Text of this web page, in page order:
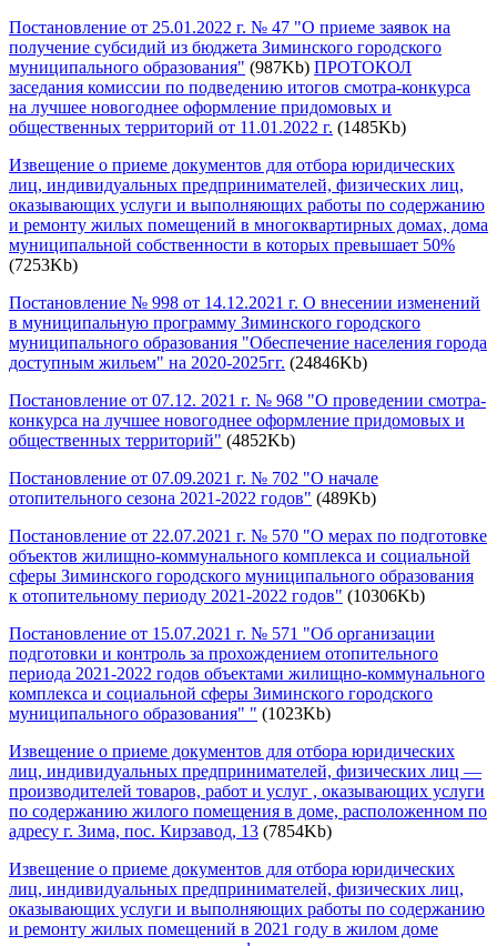
Постановление от 25.01.2022 г. № 47 "О приеме заявок на
получение субсидий из бюджета Зиминского городского
муниципального образования" (987Kb) ПРОТОКОЛ
заседания комиссии по подведению итогов смотра-конкурса
на лучшее новогоднее оформление придомовых и
общественных территорий от 11.01.2022 г. (1485Kb)
Извещение о приеме документов для отбора юридических
лиц, индивидуальных предпринимателей, физических лиц,
оказывающих услуги и выполняющих работы по содержанию
и ремонту жилых помещений в многоквартирных домах, дома
муниципальной собственности в которых превышает 50%
(7253Kb)
Постановление № 998 от 14.12.2021 г. О внесении изменений
в муниципальную программу Зиминского городского
муниципального образования "Обеспечение населения города
доступным жильем" на 2020-2025гг. (24846Kb)
Постановление от 07.12. 2021 г. № 968 "О проведении смотра-
конкурса на лучшее новогоднее оформление придомовых и
общественных территорий" (4852Kb)
Постановление от 07.09.2021 г. № 702 "О начале
отопительного сезона 2021-2022 годов" (489Kb)
Постановление от 22.07.2021 г. № 570 "О мерах по подготовке
объектов жилищно-коммунального комплекса и социальной
сферы Зиминского городского муниципального образования
к отопительному периоду 2021-2022 годов" (10306Kb)
Постановление от 15.07.2021 г. № 571 "Об организации
подготовки и контроль за прохождением отопительного
периода 2021-2022 годов объектами жилищно-коммунального
комплекса и социальной сферы Зиминского городского
муниципального образования" " (1023Kb)
Извещение о приеме документов для отбора юридических
лиц, индивидуальных предпринимателей, физических лиц —
производителей товаров, работ и услуг , оказывающих услуги
по содержанию жилого помещения в доме, расположенном по
адресу г. Зима, пос. Кирзавод, 13 (7854Kb)
Извещение о приеме документов для отбора юридических
лиц, индивидуальных предпринимателей, физических лиц,
оказывающих услуги и выполняющих работы по содержанию
и ремонту жилых помещений в 2021 году в жилом доме